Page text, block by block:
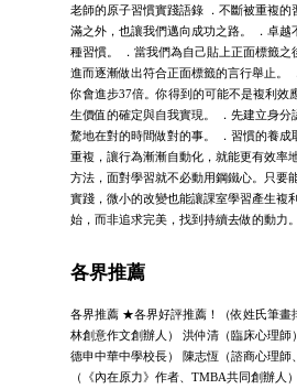
老師的原子習慣實踐語錄 ．不斷被重複的
滿之外，也讓我們邁向成功之路。 ．卓越
種習慣。 ．當我們為自己貼上正面標籤之
進而逐漸做出符合正面標籤的言行舉止。
你會進步37倍。你得到的可能不是複利效
生價值的確定與自我實現。 ．先建立身分
騖地在對的時間做對的事。 ．習慣的養成
重複，讓行為漸漸自動化，就能更有效率
方法，面對學習就不必動用鋼鐵心。只要
實踐，微小的改變也能讓課室學習產生複
始，而非追求完美，找到持續去做的動力。
各界推薦
各界推薦 ★各界好評推薦！（依姓氏筆畫
林創意作文創辦人） 洪仲清（臨床心理師
德申中華中學校長） 陳志恆（諮商心理師
（《內在原力》作者、TMBA共同創辦人